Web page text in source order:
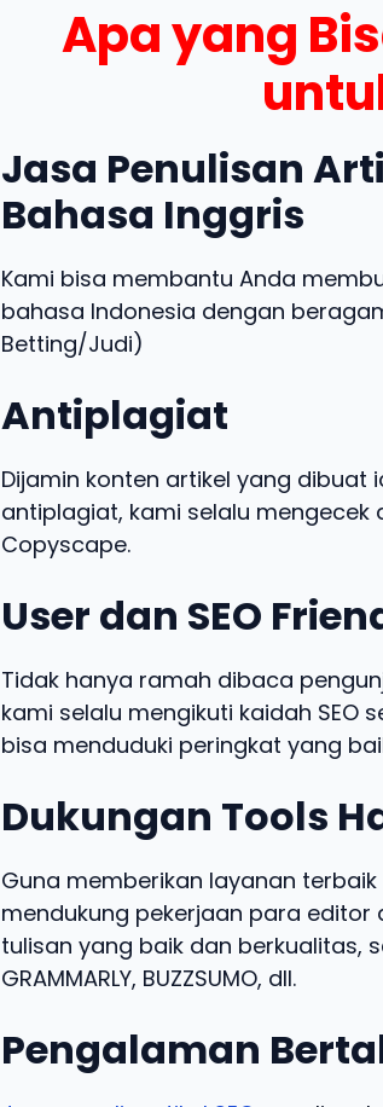
Apa yang
Jasa Penulisan
Bahasa Inggris
Kami bisa membantu Anda
bahasa Indonesia dengan
Betting/Judi)
Antiplagiat
Dijamin konten artikel yang dibuat
antiplagiat, kami selalu
Copyscape.
User dan SEO
Tidak hanya ramah dibaca
kami selalu mengikuti kaidah SEO
bisa menduduki peringkat yang
Dukungan Tools
Guna memberikan layanan
mendukung pekerjaan para editor
tulisan yang baik dan berkualitas,
GRAMMARLY, BUZZSUMO, dll.
Pengalaman